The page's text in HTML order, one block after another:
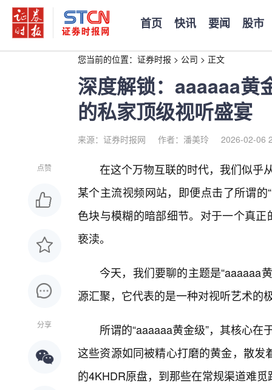
首页 快讯 要闻 股市
您当前的位置： 证券时报 > 公司 > 正文
深度解锁：aaaaaa黄
的私家顶级视听盛宴
来源：证券时报网 作者：潘美玲 2026-02-06
点赞
分享
在这个万物互联的时代，我们似乎
某个主流视频网站，即便点击了所谓
色块与模糊的暗部细节。对于一个真
亵渎。
今天，我们要聊的主题是“aaaaaa
源汇聚，它代表的是一种对视听艺术的
所谓的“aaaaaa黄金级”，其核心在
这些资源如同被精心打磨的黄金，散
的4KHDR原盘，到那些在常规渠道难